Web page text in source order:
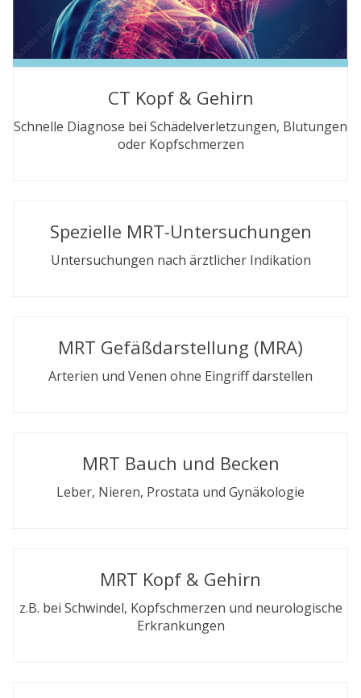
CT Kopf & Gehirn
Schnelle Diagnose bei Schädelverletzungen, Blutungen
oder Kopfschmerzen
Spezielle MRT-Untersuchungen
Untersuchungen nach ärztlicher Indikation
MRT Gefäßdarstellung (MRA)
Arterien und Venen ohne Eingriff darstellen
MRT Bauch und Becken
Leber, Nieren, Prostata und Gynäkologie
MRT Kopf & Gehirn
z.B. bei Schwindel, Kopfschmerzen und neurologische
Erkrankungen